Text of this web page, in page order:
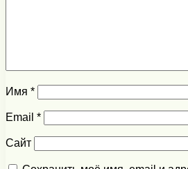
Имя *
Email *
Сайт